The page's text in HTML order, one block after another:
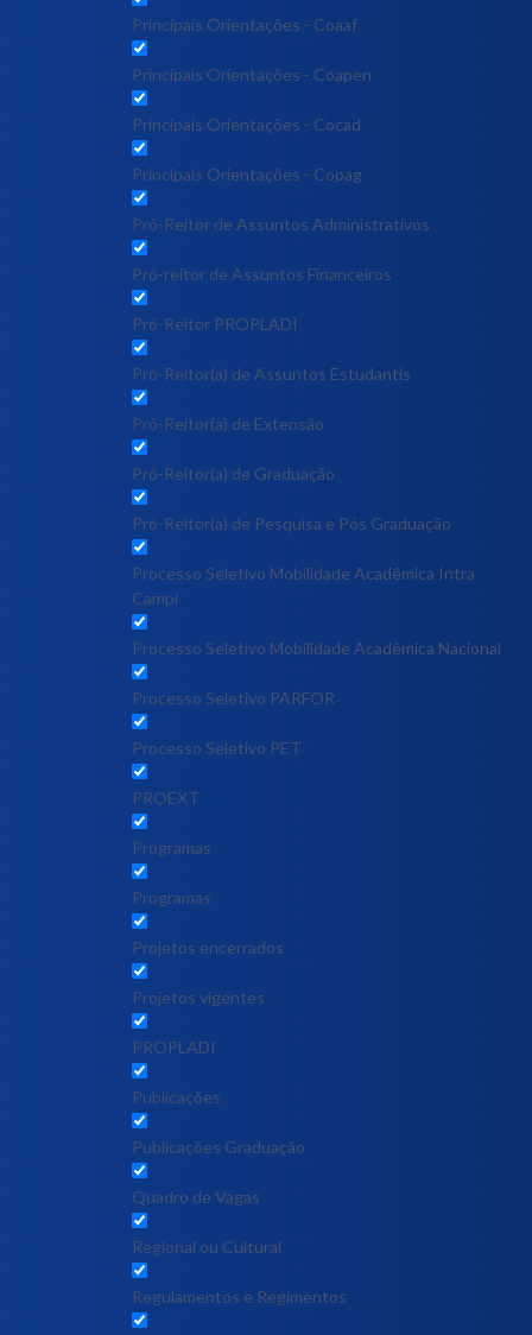
Principais Orientações - Coaaf
Principais Orientações - Coapen
Principais Orientações - Cocad
Principais Orientações - Copag
Pró-Reitor de Assuntos Administrativos
Pró-reitor de Assuntos Financeiros
Pró-Reitor PROPLADI
Pró-Reitor(a) de Assuntos Estudantis
Pró-Reitor(a) de Extensão
Pró-Reitor(a) de Graduação
Pró-Reitor(a) de Pesquisa e Pós Graduação
Processo Seletivo Mobilidade Acadêmica Intra
Campi
Processo Seletivo Mobilidade Acadêmica Nacional
Processo Seletivo PARFOR
Processo Seletivo PET
PROEXT
Programas
Programas
Projetos encerrados
Projetos vigentes
PROPLADI
Publicações
Publicações Graduação
Quadro de Vagas
Regional ou Cultural
Regulamentos e Regimentos